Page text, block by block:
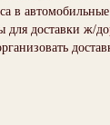
в
для доставки ж/